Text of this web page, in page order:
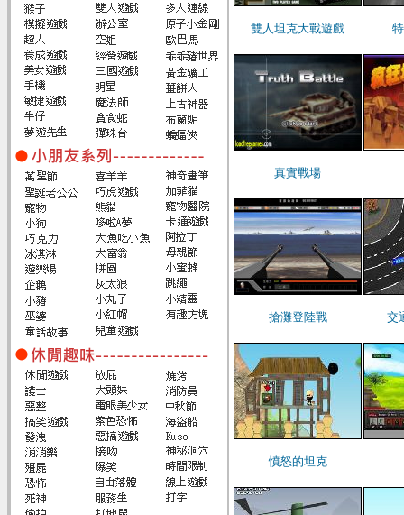
雙人坦克大戰遊戲
真實戰場
搶灘登陸戰 交
憤怒的坦克